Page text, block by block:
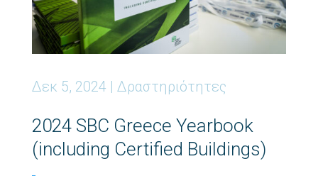
Δεκ 5, 2024 | Δραστηριότητες
2024 SBC Greece Yearbook
(including Certified Buildings)